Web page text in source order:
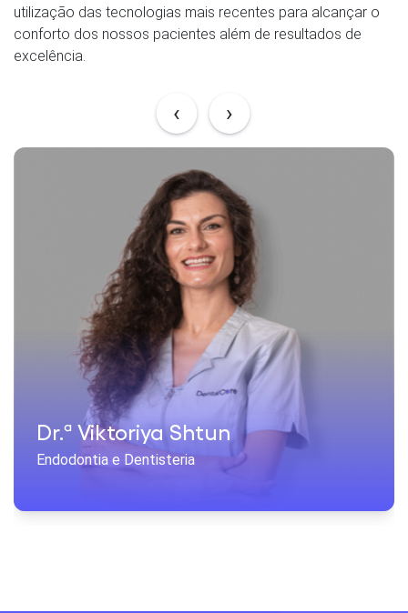
utilização das tecnologias mais recentes para alcançar o
conforto dos nossos pacientes além de resultados de
excelência.
Dr.ª Viktoriya Shtun
Endodontia e Dentisteria
‹ ›